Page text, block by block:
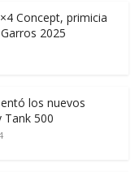
Concept, primicia
2025
los nuevos
Tank 500